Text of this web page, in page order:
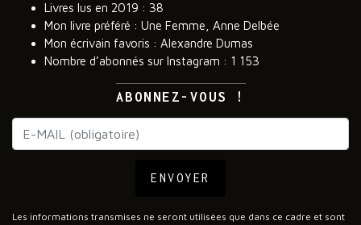
Livres lus en 2019 : 38
Mon livre préféré : Une Femme, Anne Delbée
Mon écrivain favoris : Alexandre Dumas
Nombre d’abonnés sur Instagram : 1 153
ABONNEZ-VOUS !
ENVOYER
Les informations transmises ne seront utilisées que dans ce cadre et sont